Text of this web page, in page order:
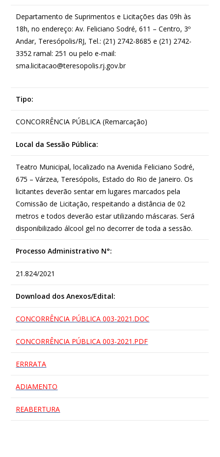
Departamento de Suprimentos e Licitações das 09h às
18h, no endereço: Av. Feliciano Sodré, 611 – Centro, 3º
Andar, Teresópolis/RJ, Tel.: (21) 2742-8685 e (21) 2742-
3352 ramal: 251 ou pelo e-mail:
sma.licitacao@teresopolis.rj.gov.br
Tipo:
CONCORRÊNCIA PÚBLICA (Remarcação)
Local da Sessão Pública:
Teatro Municipal, localizado na Avenida Feliciano Sodré,
675 – Várzea, Teresópolis, Estado do Rio de Janeiro. Os
licitantes deverão sentar em lugares marcados pela
Comissão de Licitação, respeitando a distância de 02
metros e todos deverão estar utilizando máscaras. Será
disponibilizado álcool gel no decorrer de toda a sessão.
Processo Administrativo N°:
21.824/2021
Download dos Anexos/Edital:
CONCORRÊNCIA PÚBLICA 003-2021.DOC
CONCORRÊNCIA PÚBLICA 003-2021.PDF
ERRRATA
ADIAMENTO
REABERTURA